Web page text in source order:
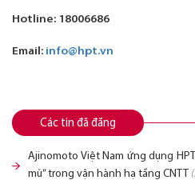
Hotline: 18006686
Email: info@hpt.vn
Các tin đã đăng
Ajinomoto Việt Nam ứng dụng
mù” trong vận hành hạ tầng CNTT